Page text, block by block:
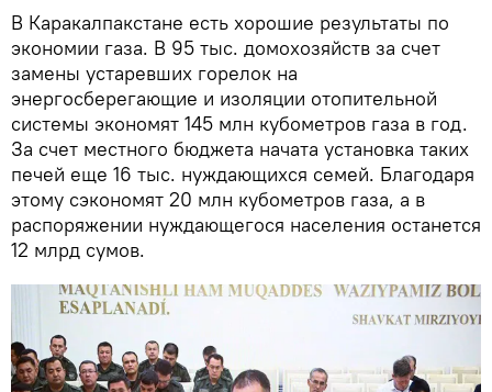
В Каракалпакстане есть хорошие результаты по
экономии газа. В 95 тыс. домохозяйств за счет
замены устаревших горелок на
энергосберегающие и изоляции отопительной
системы экономят 145 млн кубометров газа в год.
За счет местного бюджета начата установка таких
печей еще 16 тыс. нуждающихся семей. Благодаря
этому сэкономят 20 млн кубометров газа, а в
распоряжении нуждающегося населения останется
12 млрд сумов.